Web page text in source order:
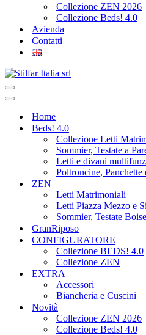
Collezione ZEN 2026
Collezione Beds! 4.0
Azienda
Contatti
Home
Beds! 4.0
Collezione Letti
Sommier, Testate a
Letti e divani
Poltroncine, Panchette
ZEN
Letti Matrimoniali
Letti Piazza Mezzo e
Sommier, Testate
GranRiposo
CONFIGURATORE
Collezione BEDS! 4.0
Collezione ZEN
EXTRA
Accessori
Biancheria e Cuscini
Novità
Collezione ZEN 2026
Collezione Beds! 4.0